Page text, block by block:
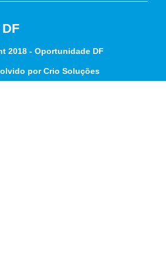
2018 - Oportunidade DF
por Crio Soluções